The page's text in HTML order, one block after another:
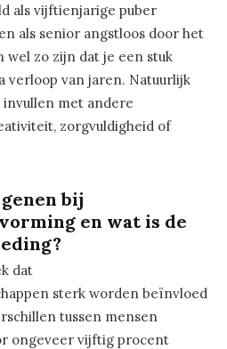
als vijftienjarige puber
als senior angstloos door het
wel zo zijn dat je een stuk
verloop van jaren. Natuurlijk
met andere
zorgvuldigheid of
bij
en wat is de
dat
sterk worden beïnvloed
tussen mensen
ongeveer vijftig procent